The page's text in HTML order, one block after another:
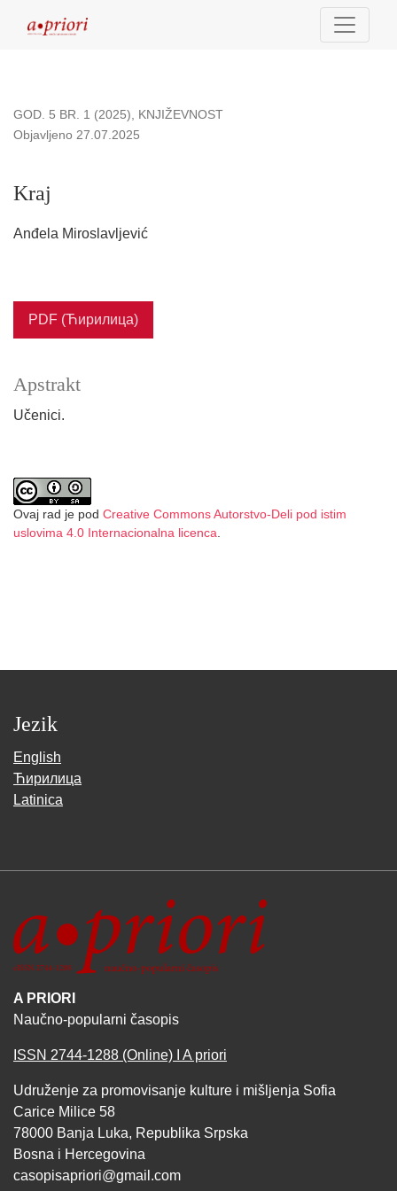
GOD. 5 BR. 1 (2025), KNJIŽEVNOST
Kraj
Objavljeno 27.07.2025
Anđela Miroslavljević
PDF (Ћирилица)
Apstrakt
Učenici.
Ovaj rad je pod Creative Commons Autorstvo-Deli pod istim
uslovima 4.0 Internacionalna licenca.
Jezik
English
Ћирилица
Latinica
A PRIORI
Naučno-popularni časopis
ISSN 2744-1288 (Online) I A priori
Udruženje za promovisanje kulture i mišljenja Sofia
Carice Milice 58
78000 Banja Luka, Republika Srpska
Bosna i Hercegovina
casopisapriori@gmail.com